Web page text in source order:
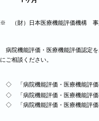
※ （財）日本医療機能評価機構
病院機能評価・医療機能評価認定
にご相談ください。
◇ 「病院機能評価・医療機能評価
◇ 「病院機能評価・医療機能評
◇ 「病院機能評価・医療機能評